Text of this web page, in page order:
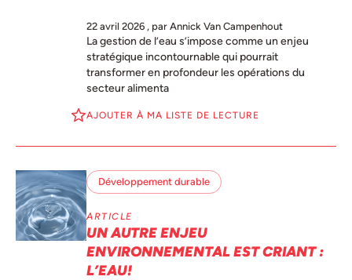
22 avril 2026 , par Annick Van Campenhout
La gestion de l’eau s’impose comme un enjeu
stratégique incontournable qui pourrait
transformer en profondeur les opérations du
secteur alimenta
AJOUTER À MA LISTE DE LECTURE
Développement durable
ARTICLE
UN AUTRE ENJEU
ENVIRONNEMENTAL EST CRIANT :
L’EAU!